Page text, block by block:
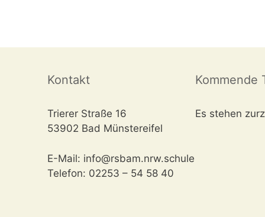
Kontakt
Trierer Straße 16
53902 Bad Münstereifel
E-Mail: info@rsbam.nrw.schule
Telefon: 02253 – 54 58 40
Kommende
Es stehen